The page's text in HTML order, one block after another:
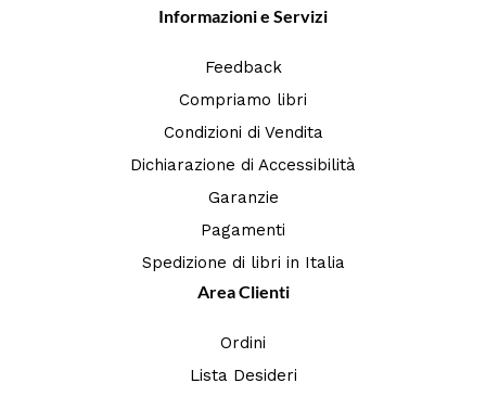
Informazioni e Servizi
Feedback
Compriamo libri
Condizioni di Vendita
Dichiarazione di Accessibilità
Garanzie
Pagamenti
Spedizione di libri in Italia
Area Clienti
Ordini
Lista Desideri